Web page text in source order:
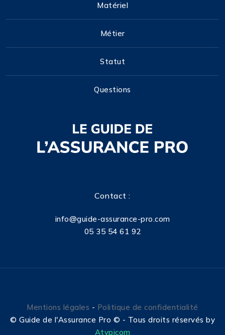
Matériel
Métier
Statut
Questions
Contact :
info@guide-assurance-pro.com
05 35 54 61 92
Mentions légales - Politique de confidentialité
© Guide de l'Assurance Pro © - Tous droits réservés by
Atypicom